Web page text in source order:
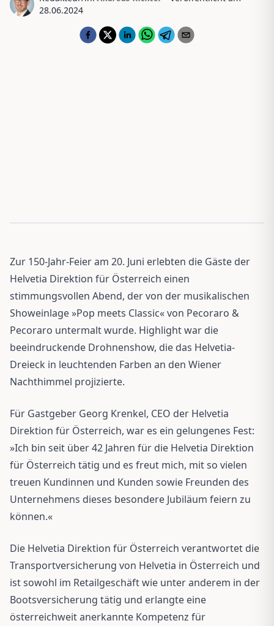
28.06.2024
Zur 150-Jahr-Feier am 20. Juni erlebten die Gäste der
Helvetia Direktion für Österreich einen
stimmungsvollen Abend, der von der musikalischen
Showeinlage »Pop meets Classic« von Pecoraro &
Pecoraro untermalt wurde. Highlight war die
beeindruckende Drohnenshow, die das Helvetia-
Dreieck in leuchtenden Farben an den Wiener
Nachthimmel projizierte.
Für Gastgeber Georg Krenkel, CEO der Helvetia
Direktion für Österreich, war es ein gelungenes Fest:
»Ich bin seit über 42 Jahren für die Helvetia Direktion
für Österreich tätig und es freut mich, mit so vielen
treuen Kundinnen und Kunden sowie Freunden des
Unternehmens dieses besondere Jubiläum feiern zu
können.«
Die Helvetia Direktion für Österreich verantwortet die
Transportversicherung von Helvetia in Österreich und
ist sowohl im Retailgeschäft wie unter anderem in der
Bootsversicherung tätig und erlangte eine
österreichweit anerkannte Kompetenz für